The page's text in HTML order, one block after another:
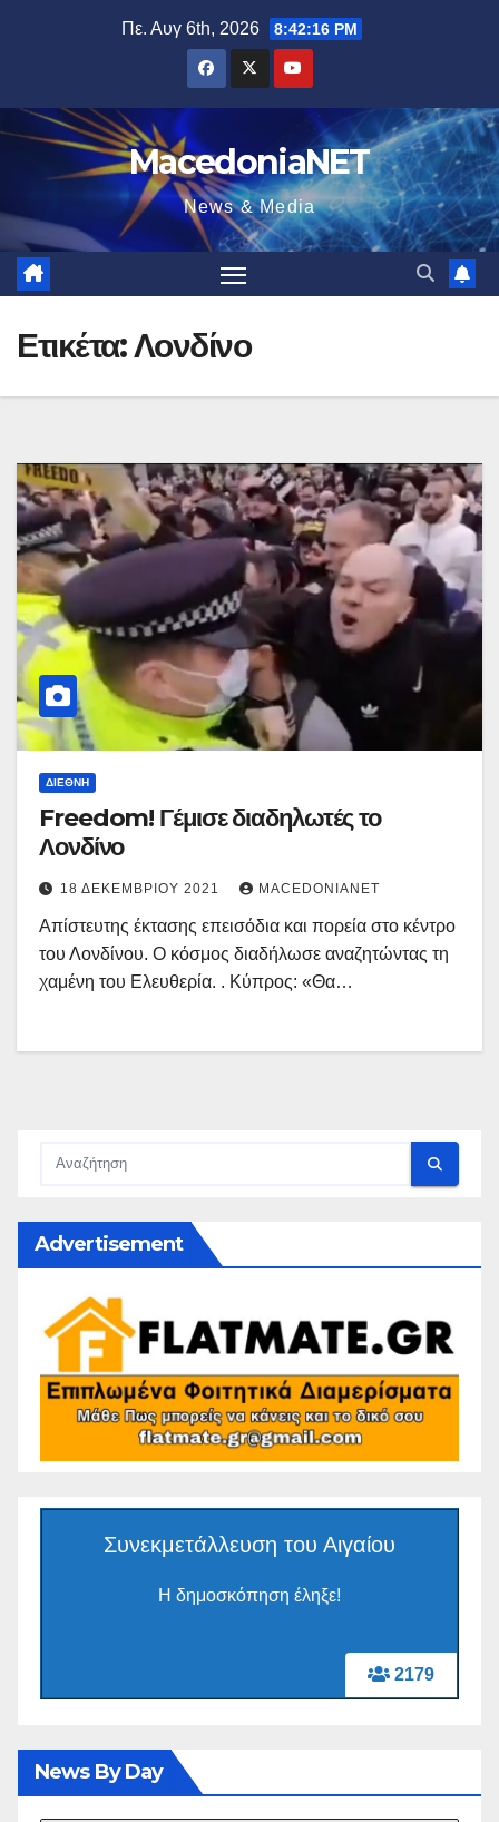
Πε. Αυγ 6th, 2026 8:42:17 PM
MacedoniaNET
News & Media
Ετικέτα:Λονδίνο
ΔΙΕΘΝΉ
Freedom! Γέμισε διαδηλωτές το
Λονδίνο
18 ΔΕΚΕΜΒΡΊΟΥ 2021 MACEDONIANET
Απίστευτης έκτασης επεισόδια και πορεία στο κέντρο
του Λονδίνου. Ο κόσμος διαδήλωσε αναζητώντας τη
χαμένη του Ελευθερία. . Κύπρος: «Θα…
Advertisement
2179
Συνεκμετάλλευση του Αιγαίου
Η δημοσκόπηση έληξε!
News By Day